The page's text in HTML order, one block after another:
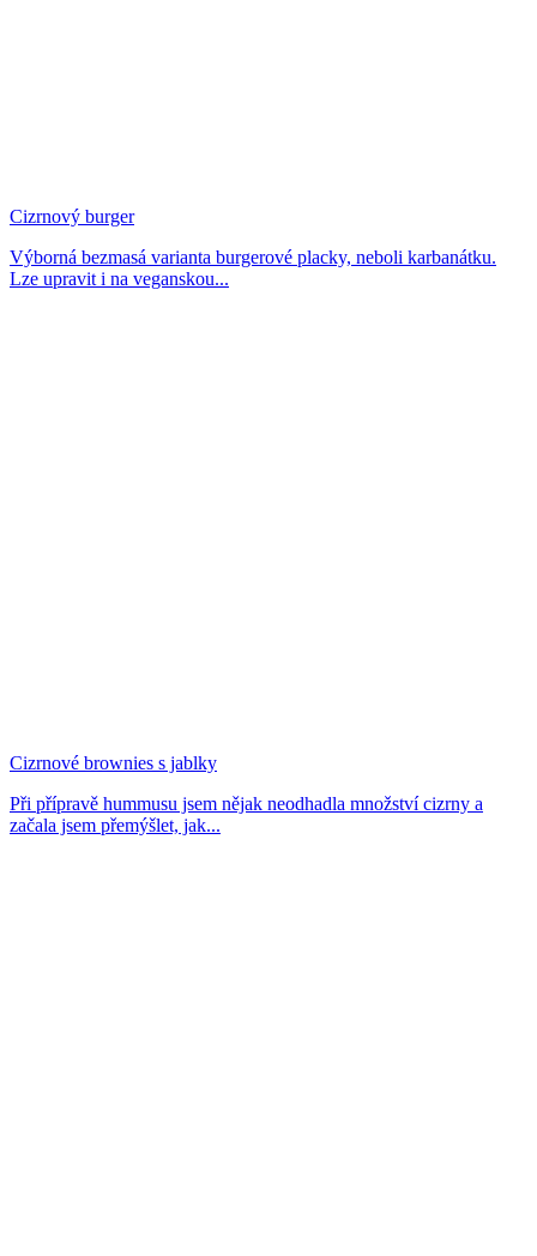
Cizrnový burger
Výborná bezmasá varianta burgerové placky, neboli karbanátku.
Lze upravit i na veganskou...
Cizrnové brownies s jablky
Při přípravě hummusu jsem nějak neodhadla množství cizrny a
začala jsem přemýšlet, jak...